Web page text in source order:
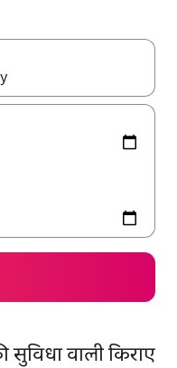
की' का इस्तेमाल करके नेविगेट
सुविधा वाली किराए